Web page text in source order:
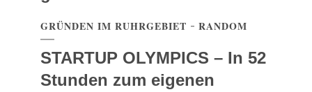
GRÜNDEN IM RUHRGEBIET RANDOM
STARTUP OLYMPICS – In 52
Stunden zum eigenen